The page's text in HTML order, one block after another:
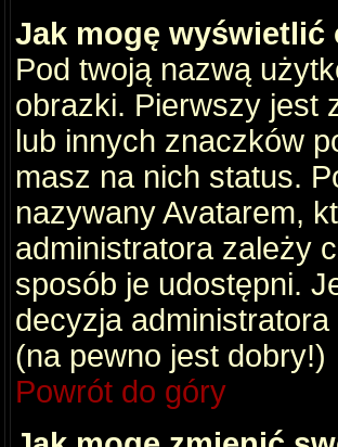
Jak mogę wyświetlić
Pod twoją nazwą
obrazki. Pierwszy jest
lub innych znaczków
masz na nich status.
nazywany Avatarem,
administratora zależy
sposób je udostępni.
decyzja
(na pewno jest dobry!)
Powrót do góry